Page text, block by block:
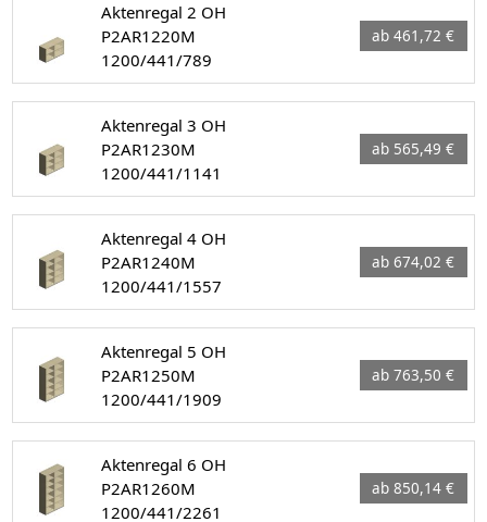
Aktenregal 2 OH
P2AR1220M
1200/441/789
ab 461,72 €
Aktenregal 3 OH
P2AR1230M
1200/441/1141
ab 565,49 €
Aktenregal 4 OH
P2AR1240M
1200/441/1557
ab 674,02 €
Aktenregal 5 OH
P2AR1250M
1200/441/1909
ab 763,50 €
Aktenregal 6 OH
P2AR1260M
1200/441/2261
ab 850,14 €